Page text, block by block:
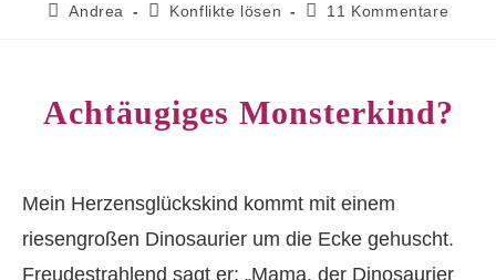
Beitrags-
Andrea
Beitrags-
Konflikte lösen
Beitrags-
11 Kommentare
Achtäugiges Monsterkind?
Mein Herzensglückskind kommt mit einem
riesengroßen Dinosaurier um die Ecke gehuscht.
Freudestrahlend sagt er: „Mama, der Dinosaurier